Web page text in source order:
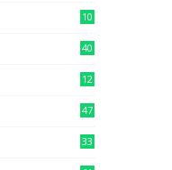
10
40
12
47
33